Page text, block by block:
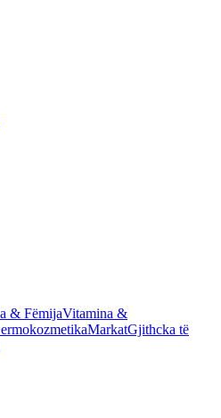
& FëmijaVitamina &
MarkatGjithcka të